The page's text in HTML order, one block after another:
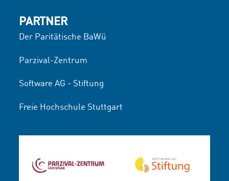
PARTNER
Der Paritätische BaWü
Parzival-Zentrum
Software AG - Stiftung
Freie Hochschule Stuttgart